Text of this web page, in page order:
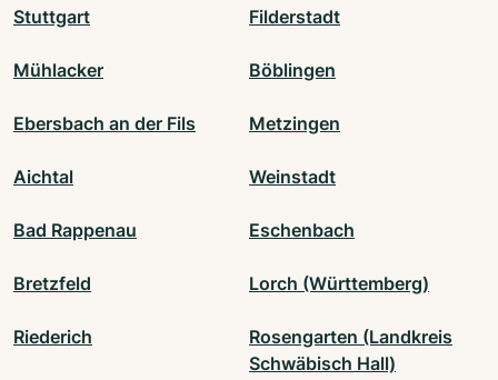
Stuttgart Filderstadt
Mühlacker Böblingen
Ebersbach an der Fils Metzingen
Aichtal Weinstadt
Bad Rappenau Eschenbach
Bretzfeld Lorch (Württemberg)
Riederich
Rosengarten (Landkreis
Schwäbisch Hall)